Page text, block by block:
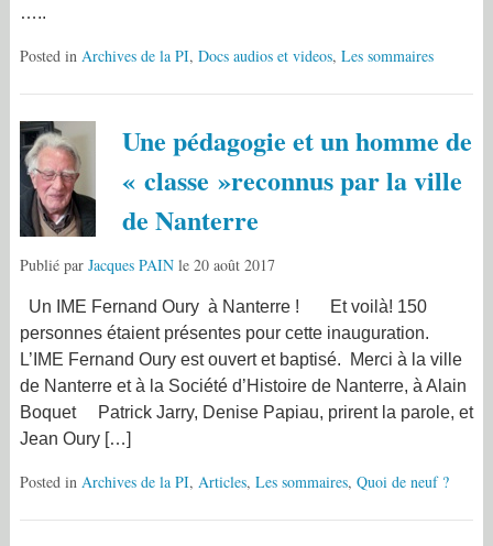
…..
Posted in Archives de la PI, Docs audios et videos, Les sommaires
Une pédagogie et un homme de
« classe »reconnus par la ville
de Nanterre
Publié par Jacques PAINle 20 août 2017
Un IME Fernand Oury à Nanterre ! Et voilà! 150
personnes étaient présentes pour cette inauguration.
L’IME Fernand Oury est ouvert et baptisé. Merci à la ville
de Nanterre et à la Société d’Histoire de Nanterre, à Alain
Boquet Patrick Jarry, Denise Papiau, prirent la parole, et
Jean Oury […]
Posted in Archives de la PI, Articles, Les sommaires, Quoi de neuf ?